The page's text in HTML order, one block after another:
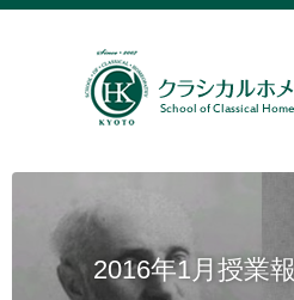
2016年1月授業